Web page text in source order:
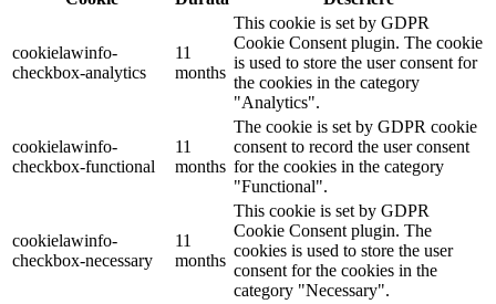
cookielawinfo-
checkbox-analytics
11
months
This cookie is set by GDPR
Cookie Consent plugin. The cookie
is used to store the user consent for
the cookies in the category
"Analytics".
cookielawinfo-
checkbox-functional
11
months
The cookie is set by GDPR cookie
consent to record the user consent
for the cookies in the category
"Functional".
cookielawinfo-
checkbox-necessary
11
months
This cookie is set by GDPR
Cookie Consent plugin. The
cookies is used to store the user
consent for the cookies in the
category "Necessary".